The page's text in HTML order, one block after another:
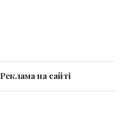
Реклама на сайті